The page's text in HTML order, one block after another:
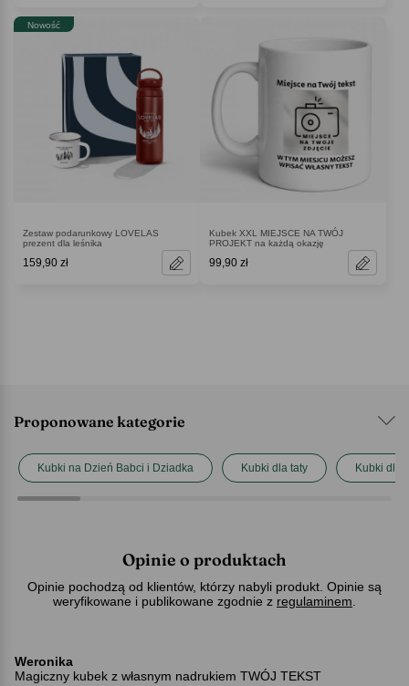
Nowość
Zestaw podarunkowy LOVELAS
prezent dla leśnika
159,90 zł
Kubek XXL MIEJSCE NA TWÓJ
PROJEKT na każdą okazję
99,90 zł
Proponowane kategorie
Kubki na Dzień Babci i Dziadka Kubki dla taty Kubki dla
Opinie o produktach
Opinie pochodzą od klientów, którzy nabyli produkt. Opinie są
weryfikowane i publikowane zgodnie z regulaminem
Magiczny kubek z własnym nadrukiem TWÓJ TEKST
Weronika